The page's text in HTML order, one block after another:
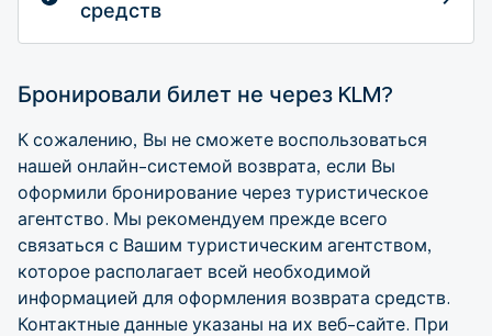
средств
Бронировали билет не через KLM?
К сожалению, Вы не сможете воспользоваться
нашей онлайн-системой возврата, если Вы
оформили бронирование через туристическое
агентство. Мы рекомендуем прежде всего
связаться с Вашим туристическим агентством,
которое располагает всей необходимой
информацией для оформления возврата средств.
Контактные данные указаны на их веб-сайте. При